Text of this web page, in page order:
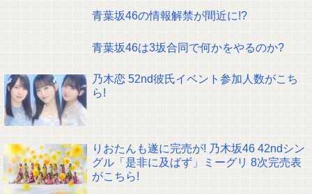
【画像】顔100点、体30点の女ｗｗｗ
【櫻坂46】山田桃実からお知らせ
青葉坂46の情報解禁が間近に!?
青葉坂46は3坂合同で何かをやるのか?
乃木恋 52nd彼氏イベント参加人数がこち
ら!
りおたんも遂に完売が! 乃木坂46 42ndシン
グル「是非に及ばず」ミーグリ 8次完売表
がこちら!